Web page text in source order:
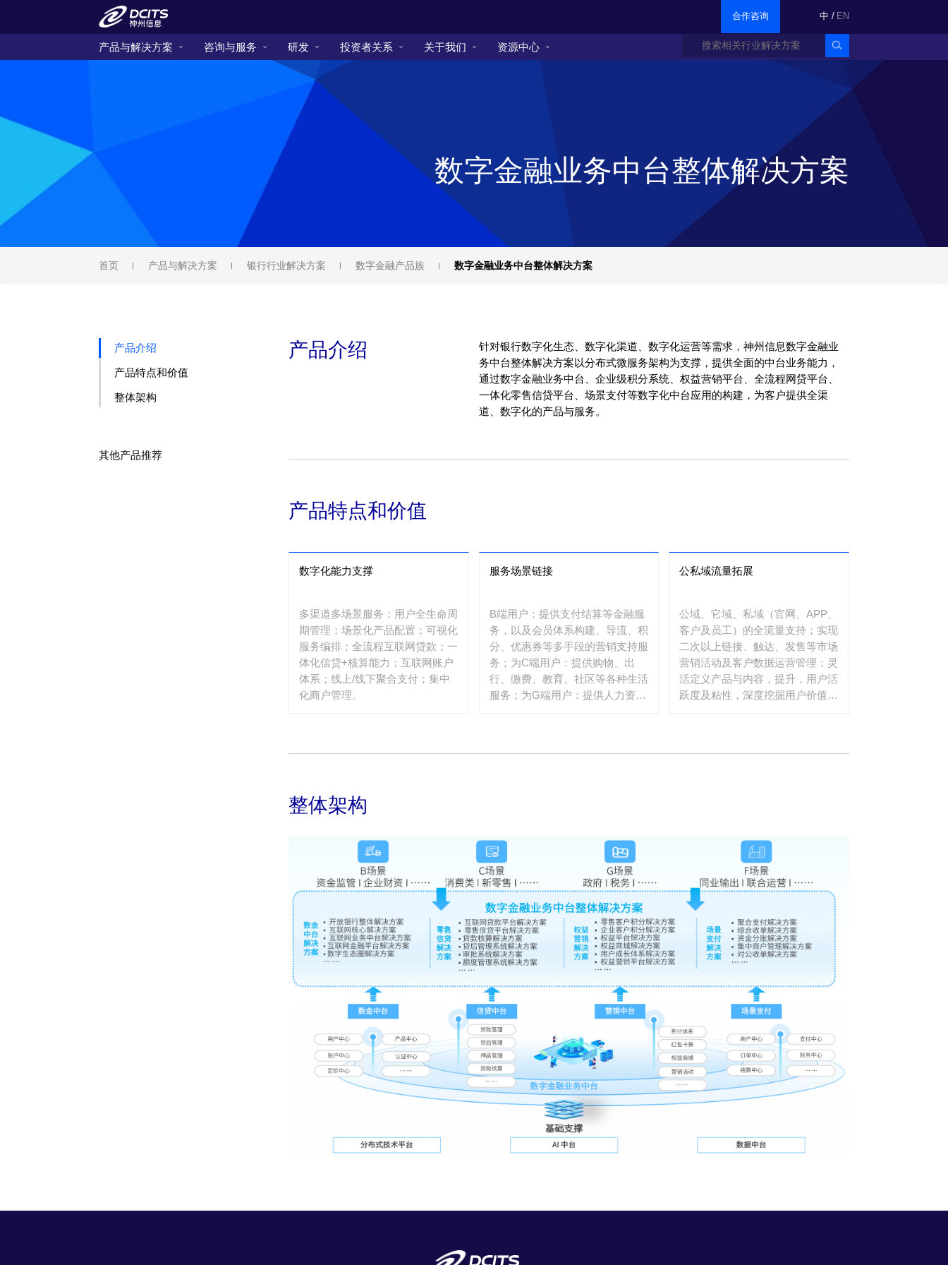
合作咨询 中 / EN
产品与解决方案 咨询与服务 研发 投资者关系 关于我们 资源中心
数字金融业务中台整体解决方案
首页 产品与解决方案 银行行业解决方案 数字金融产品族 数字金融业务中台整体解决方案
产品介绍
针对银行数字化生态、数字化渠道、数字化运营等需求，神州信息数字金融业
务中台整体解决方案以分布式微服务架构为支撑，提供全面的中台业务能力，
通过数字金融业务中台、企业级积分系统、权益营销平台、全流程网贷平台、
一体化零售信贷平台、场景支付等数字化中台应用的构建，为客户提供全渠
道、数字化的产品与服务。
产品特点和价值
数字化能力支撑
多渠道多场景服务；用户全生命周
期管理；场景化产品配置；可视化
服务编排；全流程互联网贷款；一
体化信贷+核算能力；互联网账户
体系；线上/线下聚合支付；集中
化商户管理。
服务场景链接
B端用户：提供支付结算等金融服
务，以及会员体系构建、导流、积
分、优惠券等多手段的营销支持服
务；为C端用户：提供购物、出
行、缴费、教育、社区等各种生活
服务；为G端用户：提供人力资
公私域流量拓展
公域、它域、私域（官网、APP、
客户及员工）的全流量支持；实现
二次以上链接、触达、发售等市场
营销活动及客户数据运营管理；灵
活定义产品与内容，提升，用户活
跃度及粘性，深度挖掘用户价值，
整体架构
产品介绍
产品特点和价值
整体架构
其他产品推荐